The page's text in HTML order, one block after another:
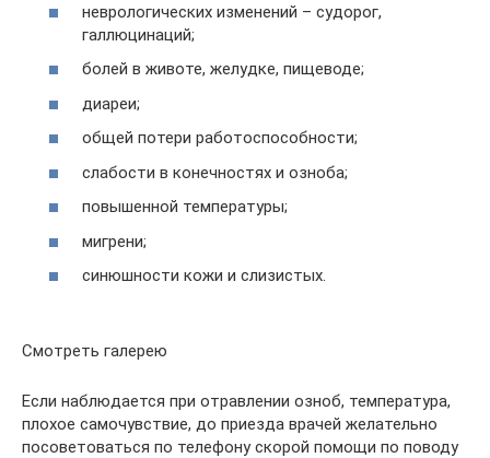
неврологических изменений – судорог,
галлюцинаций;
болей в животе, желудке, пищеводе;
диареи;
общей потери работоспособности;
слабости в конечностях и озноба;
повышенной температуры;
мигрени;
синюшности кожи и слизистых.
Смотреть галерею
Если наблюдается при отравлении озноб, температура,
плохое самочувствие, до приезда врачей желательно
посоветоваться по телефону скорой помощи по поводу